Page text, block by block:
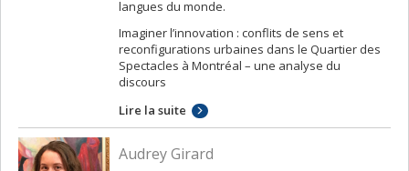
langues du monde.
Imaginer l’innovation : conflits de sens et
reconfigurations urbaines dans le Quartier des
Spectacles à Montréal – une analyse du
discours
Lire la suite
Audrey Girard